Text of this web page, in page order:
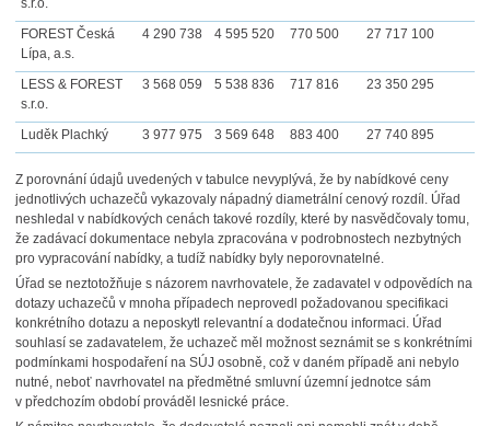
s.r.o.
FOREST Česká
Lípa, a.s.
4 290 738 4 595 520 770 500 27 717 100
LESS & FOREST
s.r.o.
3 568 059 5 538 836 717 816 23 350 295
Luděk Plachký 3 977 975 3 569 648 883 400 27 740 895
Z porovnání údajů uvedených v tabulce nevyplývá, že by nabídkové ceny
jednotlivých uchazečů vykazovaly nápadný diametrální cenový rozdíl. Úřad
neshledal v nabídkových cenách takové rozdíly, které by nasvědčovaly tomu,
že zadávací dokumentace nebyla zpracována v podrobnostech nezbytných
pro vypracování nabídky, a tudíž nabídky byly neporovnatelné.
Úřad se neztotožňuje s názorem navrhovatele, že zadavatel v odpovědích na
dotazy uchazečů v mnoha případech neprovedl požadovanou specifikaci
konkrétního dotazu a neposkytl relevantní a dodatečnou informaci. Úřad
souhlasí se zadavatelem, že uchazeč měl možnost seznámit se s konkrétními
podmínkami hospodaření na SÚJ osobně, což v daném případě ani nebylo
nutné, neboť navrhovatel na předmětné smluvní územní jednotce sám
v předchozím období prováděl lesnické práce.